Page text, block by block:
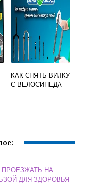
КАК СНЯТЬ ВИЛКУ
С ВЕЛОСИПЕДА
НА
ДЛЯ ЗДОРОВЬЯ